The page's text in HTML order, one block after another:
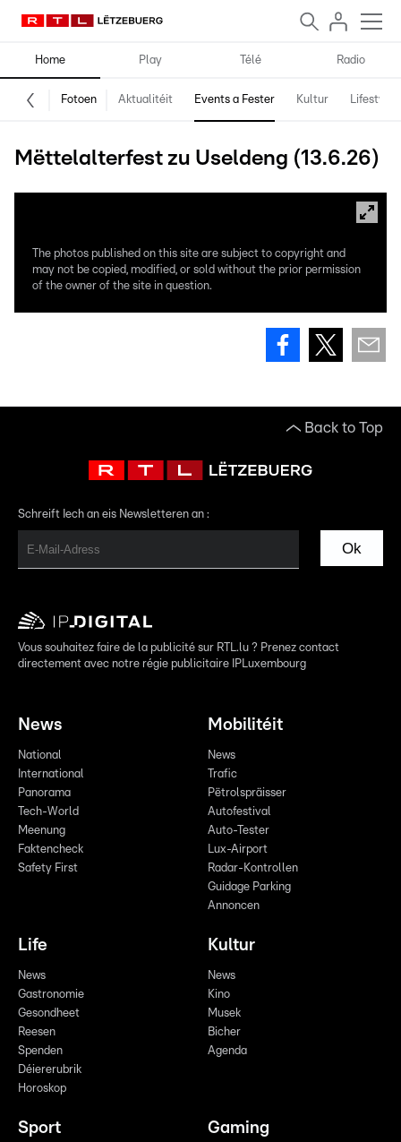
Home Play Télé Radio
Fotoen Aktualitéit Events a Fester Kultur Lifestyle
Mëttelalterfest zu Useldeng (13.6.26)
The photos published on this site are subject to copyright and
may not be copied, modified, or sold without the prior permission
of the owner of the site in question.
Back to Top
Schreift Iech an eis Newsletteren an :
Ok
Vous souhaitez faire de la publicité sur RTL.lu ? Prenez contact
directement avec notre régie publicitaire IPLuxembourg
News
National
International
Panorama
Tech-World
Meenung
Faktencheck
Safety First
Mobilitéit
News
Trafic
Pëtrolspräisser
Autofestival
Auto-Tester
Lux-Airport
Radar-Kontrollen
Guidage Parking
Annoncen
Life
News
Gastronomie
Gesondheet
Reesen
Spenden
Déiererubrik
Horoskop
Kultur
News
Kino
Musek
Bicher
Agenda
Sport Gaming